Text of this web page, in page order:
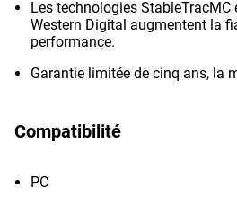
Les technologies StableTracMC
Western Digital augmentent la
performance.
Garantie limitée de cinq ans, la
Compatibilité
PC